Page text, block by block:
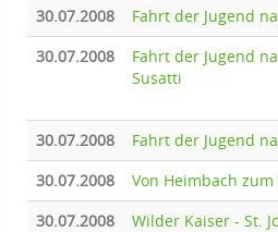
30.07.2008 Fahrt der Jugend
30.07.2008
Fahrt der Jugend
Susatti
30.07.2008 Fahrt der Jugend
30.07.2008
Von Heimbach
30.07.2008
Wilder Kaiser - St.